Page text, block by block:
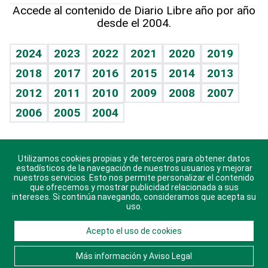
Vida y familia
Eñe
Celebrando la vida
Sin complejos
En pocas palabras
Escuchando al corazón
Economía Personal
TBT Deportivo
Guía del dinero
Cumpleaños
Horóscopos
Crucigramas
Accede al contenido de Diario Libre año por año
desde el 2004.
2024 2023 2022 2021 2020
2019
2018
2017 2016 2015 2014
2013
2012
2011 2010 2009 2008
2007
2006
2005 2004
Descarga nuestras aplicaciones para Android, iOS y
sistema Huawei.
© 2021 Diario Libre, todos los derechos reservados.
Consulta elAviso Legal. Ponte en Contacto
Utilizamos cookies propias y de terceros para obtener datos
estadísticos de la navegación de nuestros usuarios y mejorar
nuestros servicios. Esto nos permite personalizar el contenido
que ofrecemos y mostrar publicidad relacionada a sus
intereses. Si continúa navegando, consideramos que acepta su
uso.
Acepto el uso de cookies
Más información y Aviso Legal